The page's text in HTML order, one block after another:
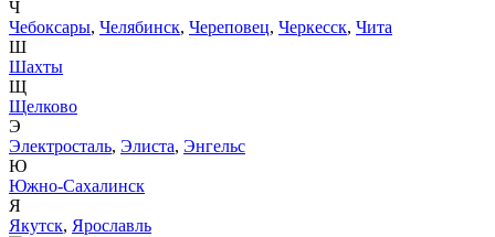
Ч
Чебоксары, Челябинск, Череповец, Черкесск, Чита
Ш
Шахты
Щ
Щелково
Э
Электросталь, Элиста, Энгельс
Ю
Южно-Сахалинск
Я
Якутск, Ярославль